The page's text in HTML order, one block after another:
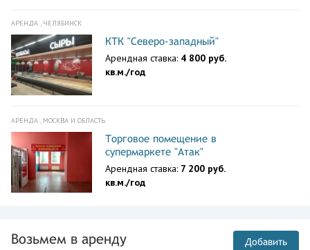
АРЕНДА , ЧЕЛЯБИНСК
КТК "Северо-западный"
Арендная ставка: 4 800 руб.
кв.м./год
АРЕНДА , МОСКВА И ОБЛАСТЬ
Торговое помещение в
супермаркете "Атак"
Арендная ставка: 7 200 руб.
кв.м./год
Возьмем в аренду Добавить